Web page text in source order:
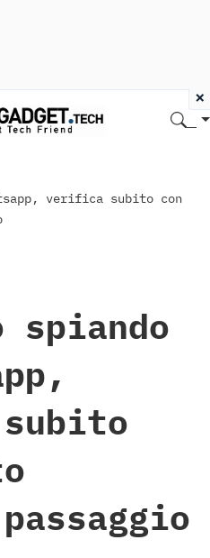
verifica subito con
spiando
×